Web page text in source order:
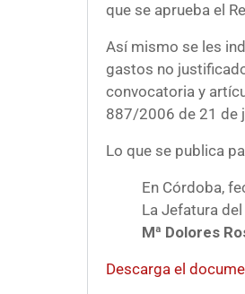
que se aprueba el
Así mismo se les
gastos no
convocatoria y
887/2006 de 21 de
Lo que se publica
En Córdoba,
La Jefatura
Mª Dolores
Descarga el